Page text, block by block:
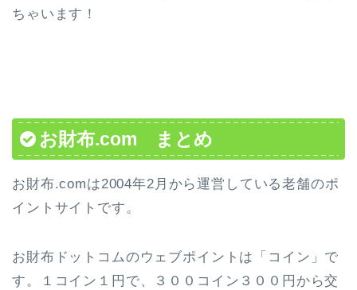
ちゃいます！
お財布.com まとめ
お財布.comは2004年2月から運営している老舗のポ
イントサイトです。
お財布ドットコムのウェブポイントは「コイン」で
す。１コイン１円で、３００コイン３００円から交